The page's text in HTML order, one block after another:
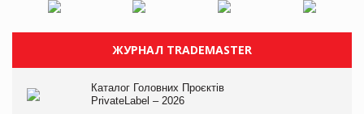
ЖУРНАЛ TRADEMASTER
Каталог Головних Проєктів
PrivateLabel – 2026